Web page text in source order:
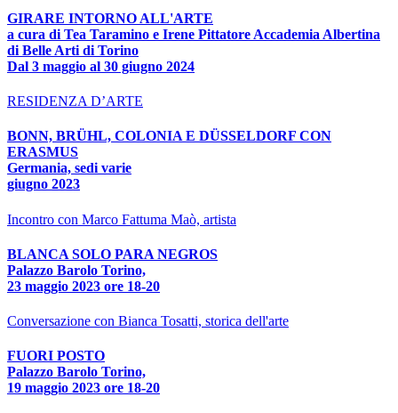
GIRARE INTORNO ALL'ARTE
a cura di Tea Taramino e Irene Pittatore Accademia Albertina
di Belle Arti di Torino
Dal 3 maggio al 30 giugno 2024
RESIDENZA D’ARTE
BONN, BRÜHL, COLONIA E DÜSSELDORF CON
ERASMUS
Germania, sedi varie
giugno 2023
Incontro con Marco Fattuma Maò, artista
BLANCA SOLO PARA NEGROS
Palazzo Barolo Torino,
23 maggio 2023 ore 18-20
Conversazione con Bianca Tosatti, storica dell'arte
FUORI POSTO
Palazzo Barolo Torino,
19 maggio 2023 ore 18-20